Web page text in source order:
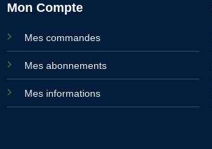
Mon Compte
Mes commandes
Mes abonnements
Mes informations